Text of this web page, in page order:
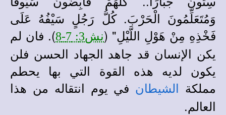
وَمُتَعَلِّمُونَ الْحَرْبَ. كُلُّ رَجُلٍ سَيْفُهُ عَلَى
فَخْذِهِ مِنْ هَوْلِ اللَّيْلِ" (نش3: 7-8
). فان لم
يكن الإنسان قد جاهد الجهاد الحسن فلن
يكون لديه هذه القوة التي بها يحطم
مملكة
الشيطان في يوم انتقاله من هذا
العالم.